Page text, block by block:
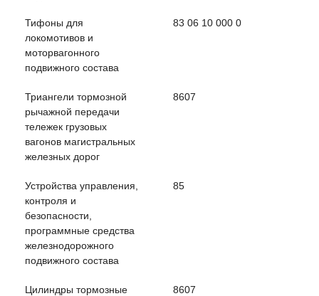
Тифоны для
локомотивов и
моторвагонного
подвижного состава
83 06 10 000 0
Триангели тормозной
рычажной передачи
тележек грузовых
вагонов магистральных
железных дорог
8607
Устройства управления,
контроля и
безопасности,
программные средства
железнодорожного
подвижного состава
85
Цилиндры тормозные
8607